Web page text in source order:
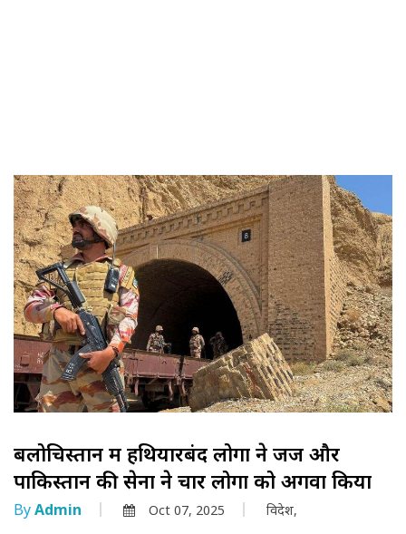
बलोचिस्तान में हथियारबंद लोगों ने जज और
पाकिस्तान की सेना ने चार लोगों को अगवा किया
ByAdmin Oct 07, 2025 विदेश,